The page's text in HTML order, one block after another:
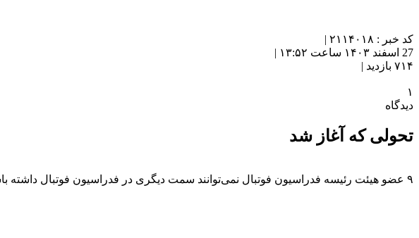
کد خبر : ۲۱۱۴۰۱۸ |
27 اسفند ۱۴۰۳ ساعت ۱۳:۵۲ |
۷۱۴ بازدید |
۱
دیدگاه
تحولی که آغاز شد
۹ عضو هیئت رئیسه فدراسیون فوتبال نمی‌توانند سمت دیگری در فدراسیون فوتبال داشته باشند.